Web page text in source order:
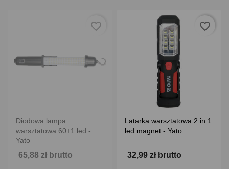
Diodowa lampa
warsztatowa 60+1 led -
Yato
65,88 zł brutto
favorite_border
Latarka warsztatowa 2 in 1
led magnet - Yato
32,99 zł brutto
favorite_border